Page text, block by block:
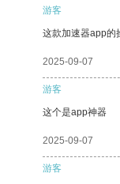
游客
这款加速器app的
2025-09-07
游客
这个是app神器
2025-09-07
游客